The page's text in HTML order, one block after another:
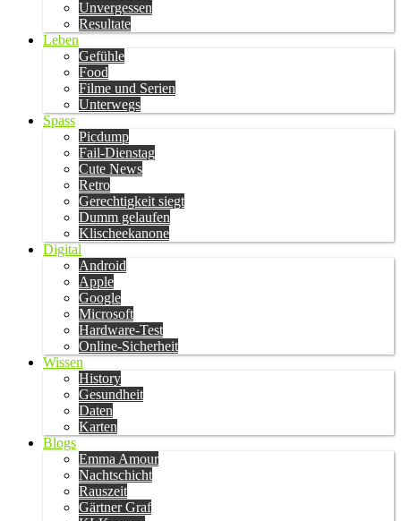
Unvergessen
Resultate
Leben
Gefühle
Food
Filme und Serien
Unterwegs
Spass
Picdump
Fail-Dienstag
Cute News
Retro
Gerechtigkeit siegt
Dumm gelaufen
Klischeekanone
Digital
Android
Apple
Google
Microsoft
Hardware-Test
Online-Sicherheit
Wissen
History
Gesundheit
Daten
Karten
Blogs
Emma Amour
Nachtschicht
Rauszeit
Gärtner Graf